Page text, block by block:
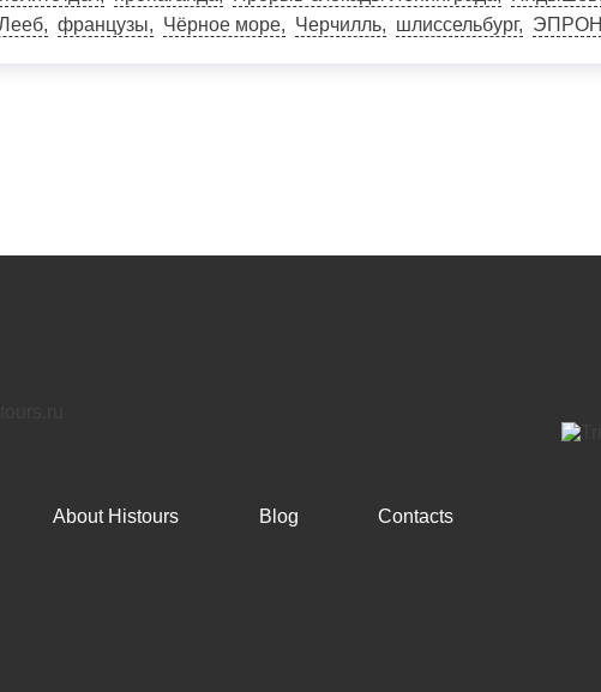
французы Чёрное море Черчилль шлиссельбург ЭПРОН
About Histours Blog Contacts